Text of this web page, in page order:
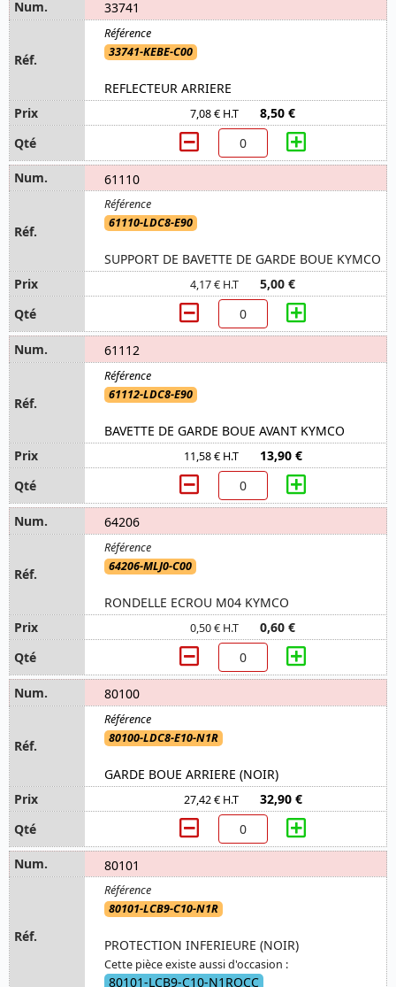
33741
33741-KEBE-C00
REFLECTEUR ARRIERE
7,08 € H.T 8,50 €
61110
61110-LDC8-E90
SUPPORT DE BAVETTE DE GARDE BOUE KYMCO
4,17 € H.T 5,00 €
61112
61112-LDC8-E90
BAVETTE DE GARDE BOUE AVANT KYMCO
11,58 € H.T 13,90 €
64206
64206-MLJ0-C00
RONDELLE ECROU M04 KYMCO
0,50 € H.T 0,60 €
80100
80100-LDC8-E10-N1R
GARDE BOUE ARRIERE (NOIR)
27,42 € H.T 32,90 €
80101
80101-LCB9-C10-N1R
PROTECTION INFERIEURE (NOIR)
Cette pièce existe aussi d'occasion :
80101-LCB9-C10-N1ROCC